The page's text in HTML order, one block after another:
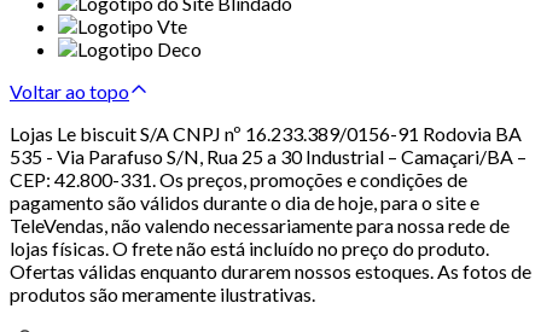
Voltar ao topo
Lojas Le biscuit S/A CNPJ nº 16.233.389/0156-91 Rodovia BA
535 - Via Parafuso S/N, Rua 25 a 30 Industrial – Camaçari/BA –
CEP: 42.800-331. Os preços, promoções e condições de
pagamento são válidos durante o dia de hoje, para o site e
TeleVendas, não valendo necessariamente para nossa rede de
lojas físicas. O frete não está incluído no preço do produto.
Ofertas válidas enquanto durarem nossos estoques. As fotos de
produtos são meramente ilustrativas.